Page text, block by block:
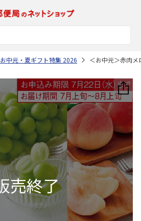
お中元・夏ギフト特集 2026 ＜お中元＞赤肉